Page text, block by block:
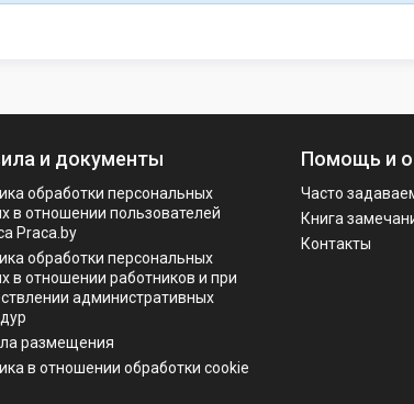
и документы
обработки персональных
в отношении пользователей
Praca.by
обработки персональных
в отношении работников и при
административных
размещения
в отношении обработки cookie
Помощь и
Часто
Книга
Контакты